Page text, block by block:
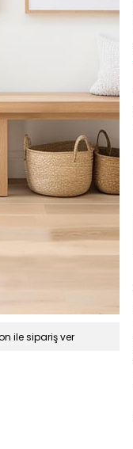
ile sipariş ver